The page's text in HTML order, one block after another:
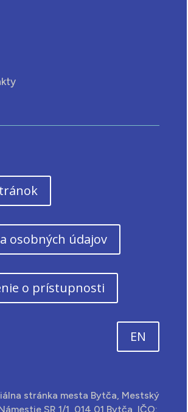
osobných údajov
o prístupnosti
EN
stránka mesta Bytča, Mestský
SR 1/1, 014 01 Bytča, IČO: